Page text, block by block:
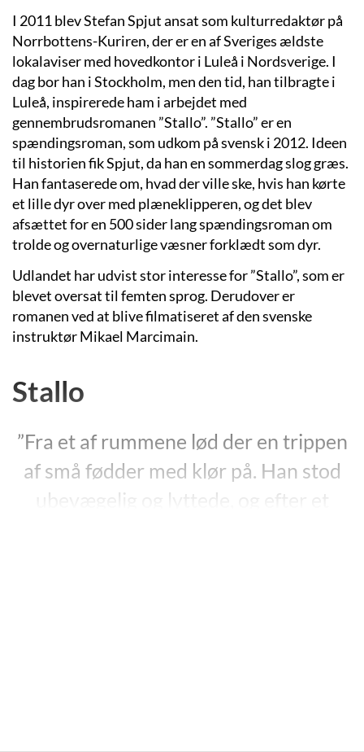
I 2011 blev Stefan Spjut ansat som kulturredaktør på
Norrbottens-Kuriren, der er en af Sveriges ældste
lokalaviser med hovedkontor i Luleå i Nordsverige. I
dag bor han i Stockholm, men den tid, han tilbragte i
Luleå, inspirerede ham i arbejdet med
gennembrudsromanen ”Stallo”. ”Stallo” er en
spændingsroman, som udkom på svensk i 2012. Ideen
til historien fik Spjut, da han en sommerdag slog græs.
Han fantaserede om, hvad der ville ske, hvis han kørte
et lille dyr over med plæneklipperen, og det blev
afsættet for en 500 sider lang spændingsroman om
trolde og overnaturlige væsner forklædt som dyr.
Udlandet har udvist stor interesse for ”Stallo”, som er
blevet oversat til femten sprog. Derudover er
romanen ved at blive filmatiseret af den svenske
instruktør Mikael Marcimain.
Stallo
”Fra et af rummene lød der en trippen
af små fødder med klør på. Han stod
ubevægelig og lyttede, og efter et